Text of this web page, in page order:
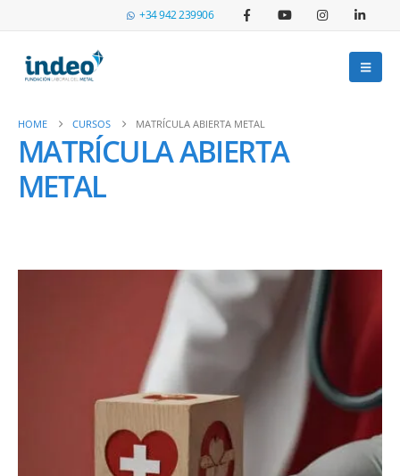
+34 942 239906
HOME CURSOS MATRÍCULA ABIERTA METAL
MATRÍCULA ABIERTA
METAL